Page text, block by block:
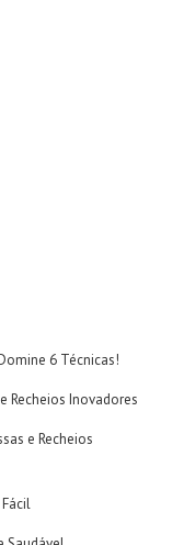
6 Técnicas!
Recheios Inovadores
e Recheios